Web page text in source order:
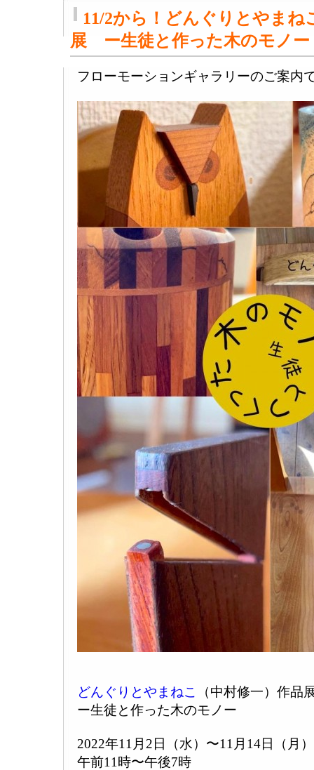
11/2から！どんぐりとやまね
展 ー生徒と作った木のモノー
フローモーションギャラリーのご案内
どんぐりとやまねこ
（中村修一）作
ー生徒と作った木のモノー
2022年11月2日（水）〜11月14日（月
午前11時〜午後7時